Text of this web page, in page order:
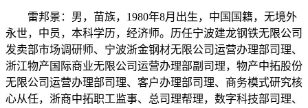
雷邦景：男，苗族，1980年8月出生，中国国籍，无境外
永世，中员，本科学历，经济师。历任宁波建龙钢铁无限公司
发卖部市场调研师、宁波浙金钢材无限公司运营办理部司理、
浙江物产国际商业无限公司运营办理部副司理，物产中拓股份
无限公司运营办理部司理、客户办理部司理、商务模式研究核
心从任，浙商中拓职工监事、总司理帮理，数字科技部司理、